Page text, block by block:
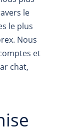
le
le plus
Nous
et
chat,